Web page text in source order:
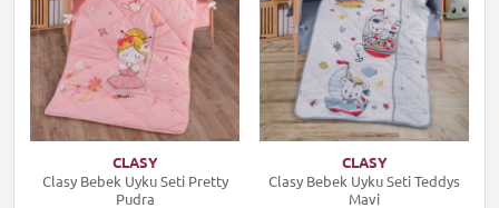
CLASY
Clasy Bebek Uyku Seti Pretty
Pudra
CLASY
Clasy Bebek Uyku Seti Teddys
Mavi